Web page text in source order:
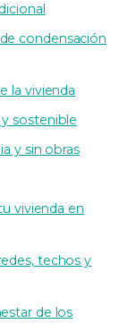
condensación
la vivienda
sostenible
y sin obras
vivienda en
techos y
de los